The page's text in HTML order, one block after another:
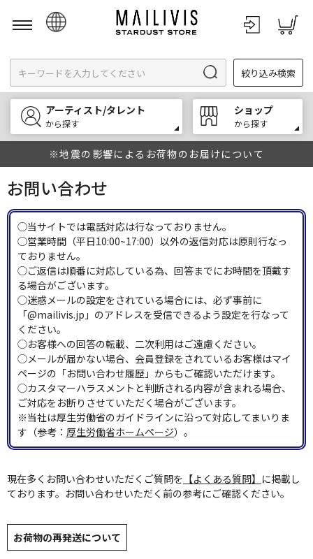
English
한국어
中文
絞り込み検索
アーティスト/タレント
から探す
ショップ
から探す
※地震の影響によるお荷物のお届けについて
お問い合わせ
◯当サイトでは電話対応は行なっておりません。
◯営業時間（平日10:00~17:00）以外の返信対応は原則行なっ
ておりません。
◯ご返信は順番に対応している為、回答までにお時間を頂戴す
る場合がございます。
◯迷惑メールの設定をされている場合には、必ず事前に
「@mailivis.jp」のアドレスを受信できるよう設定を行なって
ください。
◯お客様への回答の転載、二次利用はご遠慮ください。
◯メールが届かない場合、会員登録をされているお客様はマイ
ページの「お問い合わせ履歴」からもご確認いただけます。
◯カスタマーハラスメントと判断される内容が含まれる場合、
ご対応をお断りさせていただく場合がございます。
※当社は厚生労働省のガイドラインに沿って対応してまいりま
す（参考： 厚生労働省ホームページ）。
現在多くお問い合わせいただくご質問を 【よくある質問】 に掲載し
ております。お問い合わせいただく前の参考にご確認ください。
お荷物の再発送について